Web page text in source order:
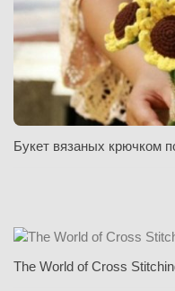
Букет вязаных крючком
The World of Cross